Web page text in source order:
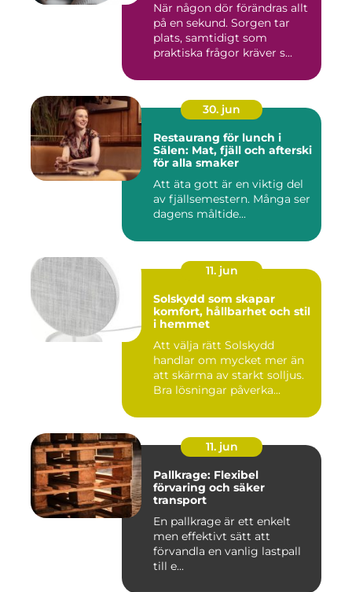
När någon dör förändras allt
på en sekund. Sorgen tar
plats, samtidigt som
praktiska frågor kräver s...
30. jun
Restaurang för lunch i
Sälen: Mat, fjäll och afterski
för alla smaker
Att äta gott är en viktig del
av fjällsemestern. Många ser
dagens måltide...
11. jun
Solskydd som skapar
komfort, hållbarhet och stil
i hemmet
Att välja rätt Solskydd
handlar om mycket mer än
att skärma av starkt solljus.
Bra lösningar påverka...
11. jun
Pallkrage: Flexibel
förvaring och säker
transport
En pallkrage är ett enkelt
men effektivt sätt att
förvandla en vanlig lastpall
till e...